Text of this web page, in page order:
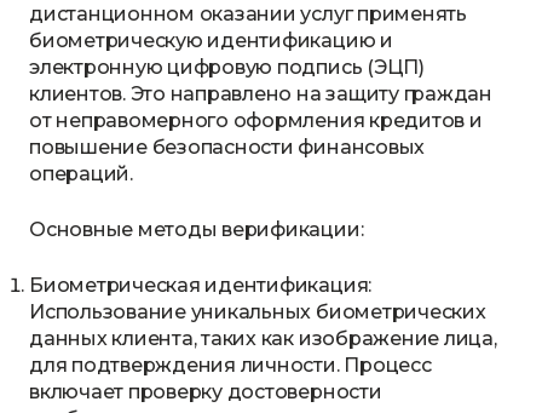
дистанционном оказании услуг применять
биометрическую идентификацию и
электронную цифровую подпись (ЭЦП)
клиентов. Это направлено на защиту граждан
от неправомерного оформления кредитов и
повышение безопасности финансовых
операций.
Основные методы верификации:
Биометрическая идентификация:
Использование уникальных биометрических
данных клиента, таких как изображение лица,
для подтверждения личности. Процесс
включает проверку достоверности